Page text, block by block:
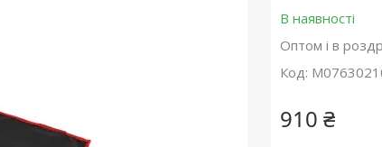
В наявності
Оптом і в
Код:
910 ₴